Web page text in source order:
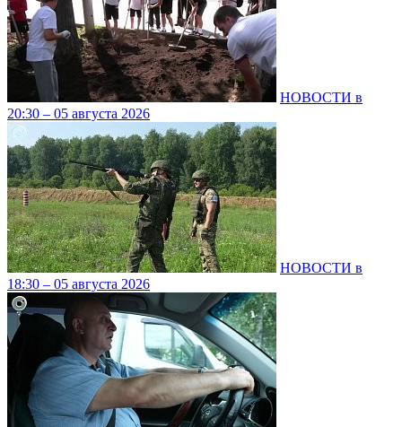
НОВОСТИ в
20:30 – 05 августа 2026
НОВОСТИ в
18:30 – 05 августа 2026